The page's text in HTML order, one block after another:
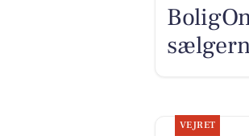
VEJRET